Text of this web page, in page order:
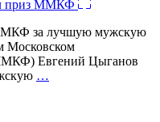
за лучшую мужскую
Московском
Евгений Цыганов
…